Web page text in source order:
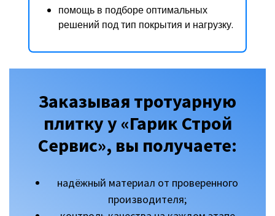
помощь в подборе оптимальных
решений под тип покрытия и нагрузку.
Заказывая тротуарную
плитку у «Гарик Строй
Сервис», вы получаете:
надёжный материал от проверенного
производителя;